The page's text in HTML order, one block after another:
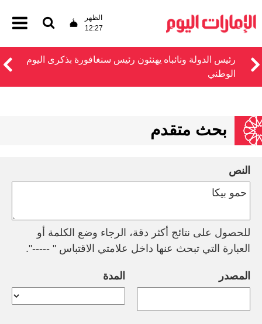
الظهر
12:27
رئيس الدولة ونائباه يهنئون رئيس سنغافورة بذكرى اليوم
الوطني
بحث متقدم
النص
للحصول على نتائج أكثر دقة، الرجاء وضع الكلمة أو
العبارة التي تبحث عنها داخل علامتي الاقتباس " -----".
المصدر المدة